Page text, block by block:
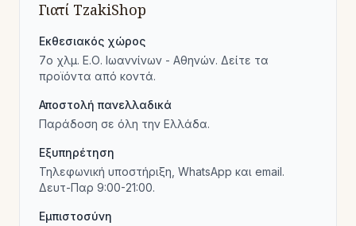
Γιατί TzakiShop
Εκθεσιακός χώρος
7ο χλμ. Ε.Ο. Ιωαννίνων - Αθηνών. Δείτε τα
προϊόντα από κοντά.
Αποστολή πανελλαδικά
Παράδοση σε όλη την Ελλάδα.
Εξυπηρέτηση
Τηλεφωνική υποστήριξη, WhatsApp και email.
Δευτ-Παρ 9:00-21:00.
Εμπιστοσύνη